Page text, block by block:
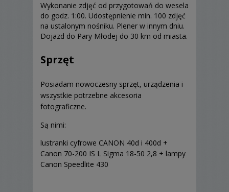
Wykonanie zdjęć od przygotowań do wesela
do godz. 1:00. Udostępnienie min. 100 zdjęć
na ustalonym nośniku. Plener w innym dniu.
Dojazd do Pary Młodej do 30 km od miasta.
Sprzęt
Posiadam nowoczesny sprzęt, urządzenia i
wszystkie potrzebne akcesoria
fotograficzne.
Są nimi:
lustranki cyfrowe CANON 40d i 400d +
Canon 70-200 IS L Sigma 18-50 2,8 + lampy
Canon Speedlite 430